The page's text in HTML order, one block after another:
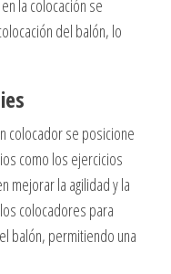
la colocación se
del balón, lo
colocador se posicione
como los ejercicios
mejorar la agilidad y la
colocadores para
balón, permitiendo una